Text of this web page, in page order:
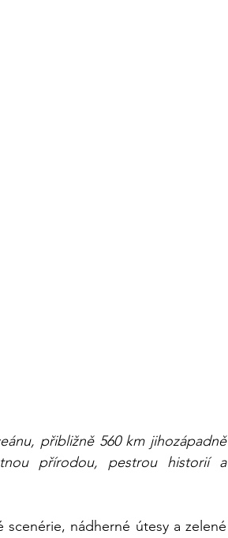
přibližně 560 km jihozápadně
přírodou, pestrou historií a
nádherné útesy a zelené